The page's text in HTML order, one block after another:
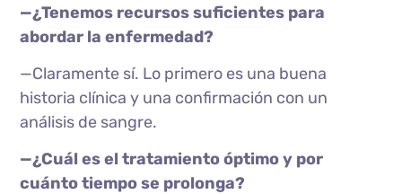
—¿Tenemos recursos suficientes para
abordar la enfermedad?
—Claramente sí. Lo primero es una buena
historia clínica y una confirmación con un
análisis de sangre.
—¿Cuál es el tratamiento óptimo y por
cuánto tiempo se prolonga?